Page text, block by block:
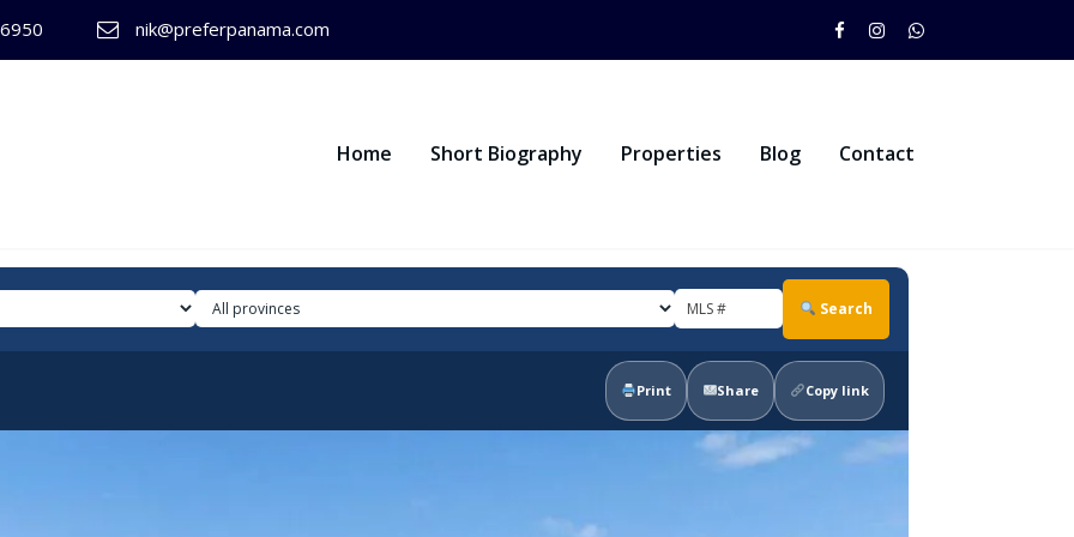
nik@preferpanama.com
Home Short Biography Properties Blog Contact
Search
Print Share Copy link